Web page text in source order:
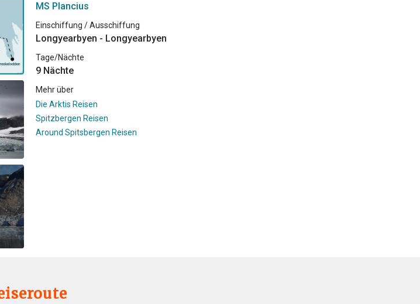
MS Plancius
Einschiffung / Ausschiffung
Longyearbyen - Longyearbyen
Tage/Nächte
9 Nächte
Mehr über
Die Arktis Reisen
Spitzbergen Reisen
Around Spitsbergen Reisen